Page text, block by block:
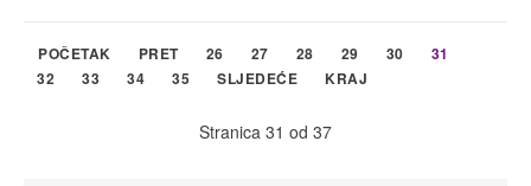
POČETAK PRET 26 27 28 29 30
31
32
33 34 35 SLJEDEĆE KRAJ
Stranica 31 od 37